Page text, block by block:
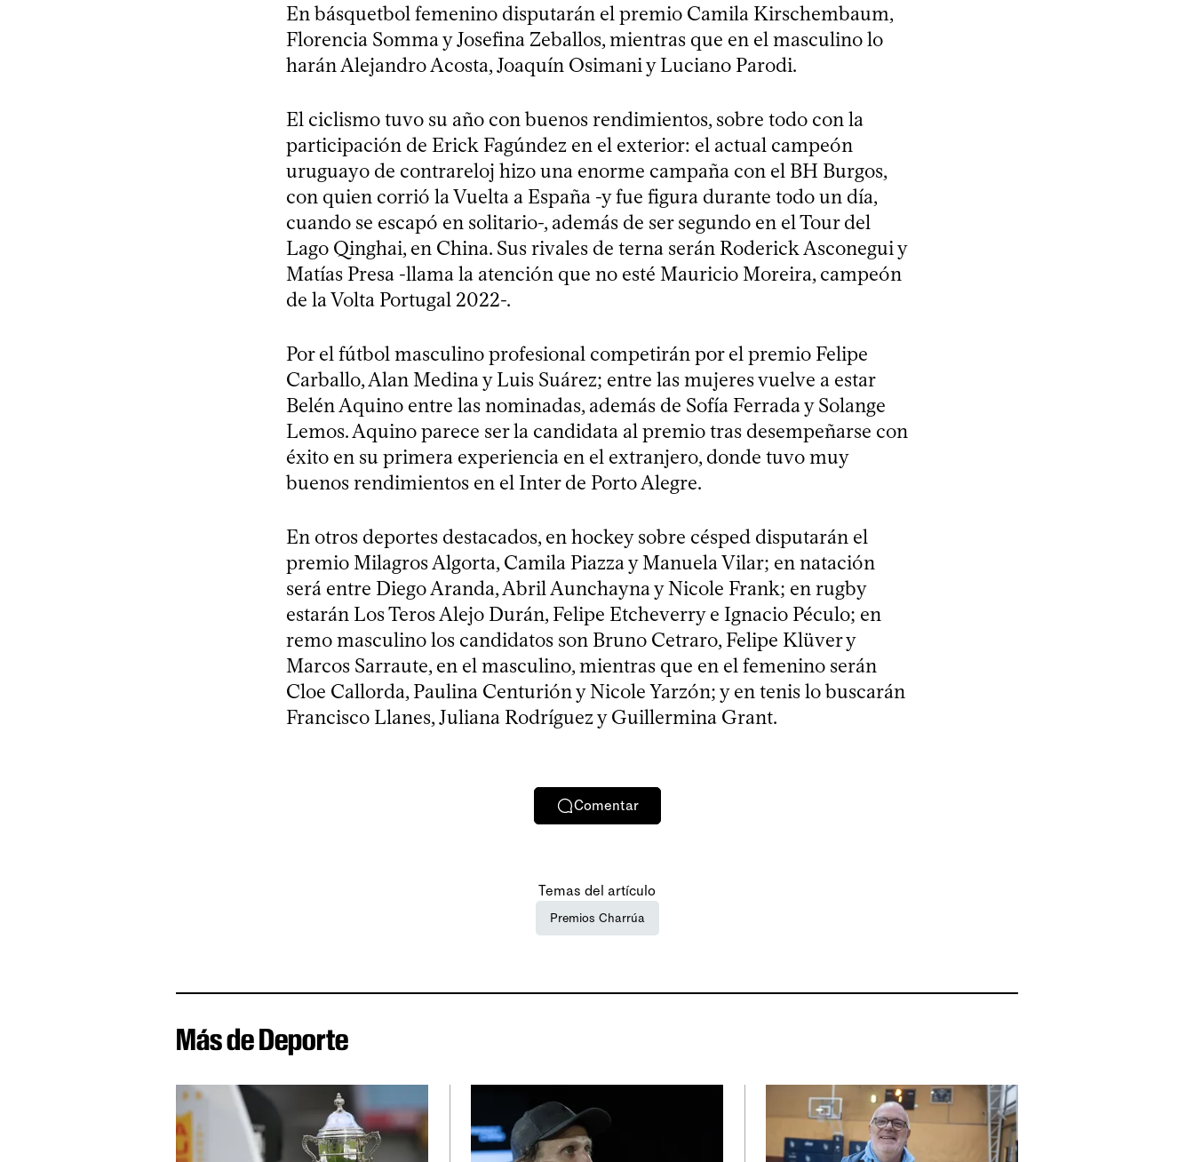
En básquetbol femenino disputarán el premio Camila Kirschembaum,
Florencia Somma y Josefina Zeballos, mientras que en el masculino lo
harán Alejandro Acosta, Joaquín Osimani y Luciano Parodi.
El ciclismo tuvo su año con buenos rendimientos, sobre todo con la
participación de Erick Fagúndez en el exterior: el actual campeón
uruguayo de contrareloj hizo una enorme campaña con el BH Burgos,
con quien corrió la Vuelta a España -y fue figura durante todo un día,
cuando se escapó en solitario-, además de ser segundo en el Tour del
Lago Qinghai, en China. Sus rivales de terna serán Roderick Asconegui y
Matías Presa -llama la atención que no esté Mauricio Moreira, campeón
de la Volta Portugal 2022-.
Por el fútbol masculino profesional competirán por el premio Felipe
Carballo, Alan Medina y Luis Suárez; entre las mujeres vuelve a estar
Belén Aquino entre las nominadas, además de Sofía Ferrada y Solange
Lemos. Aquino parece ser la candidata al premio tras desempeñarse con
éxito en su primera experiencia en el extranjero, donde tuvo muy
buenos rendimientos en el Inter de Porto Alegre.
En otros deportes destacados, en hockey sobre césped disputarán el
premio Milagros Algorta, Camila Piazza y Manuela Vilar; en natación
será entre Diego Aranda, Abril Aunchayna y Nicole Frank; en rugby
estarán Los Teros Alejo Durán, Felipe Etcheverry e Ignacio Péculo; en
remo masculino los candidatos son Bruno Cetraro, Felipe Klüver y
Marcos Sarraute, en el masculino, mientras que en el femenino serán
Cloe Callorda, Paulina Centurión y Nicole Yarzón; y en tenis lo buscarán
Francisco Llanes, Juliana Rodríguez y Guillermina Grant.
Comentar
Temas del artículo
Premios Charrúa
Más de Deporte